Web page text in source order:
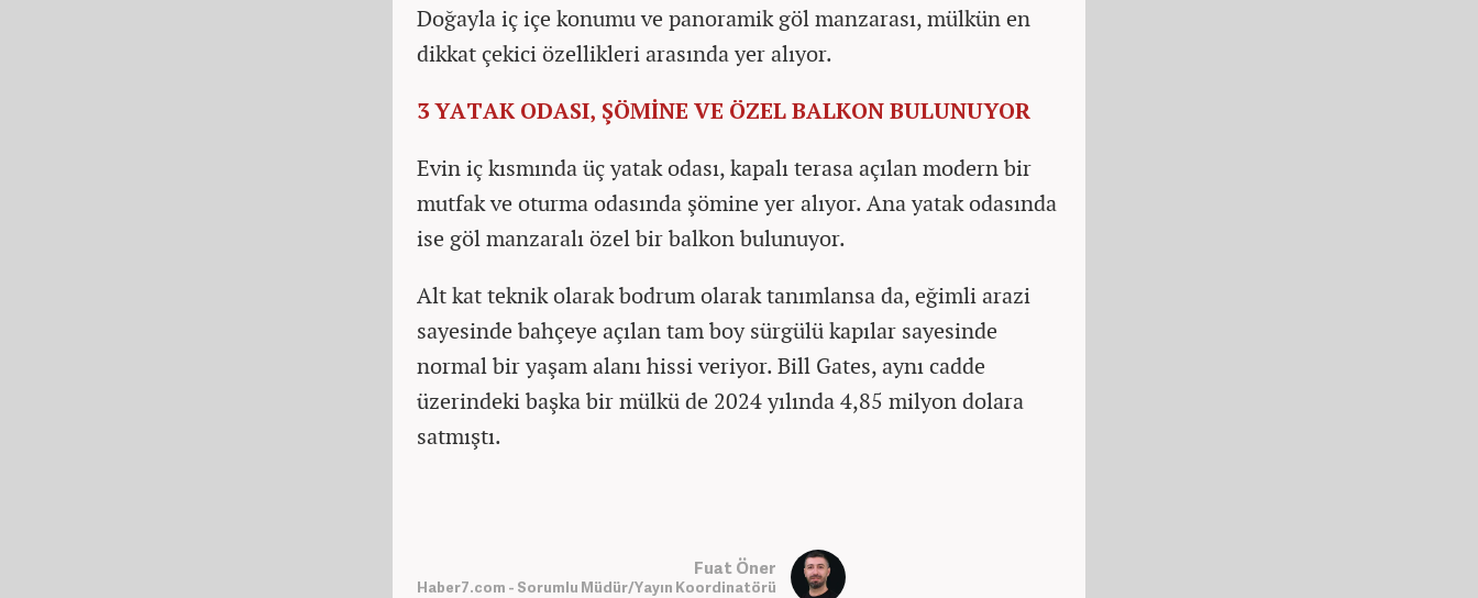
Doğayla iç içe konumu ve panoramik göl manzarası, mülkün en
dikkat çekici özellikleri arasında yer alıyor.
3 YATAK ODASI, ŞÖMİNE VE ÖZEL BALKON BULUNUYOR
Evin iç kısmında üç yatak odası, kapalı terasa açılan modern bir
mutfak ve oturma odasında şömine yer alıyor. Ana yatak odasında
ise göl manzaralı özel bir balkon bulunuyor.
Alt kat teknik olarak bodrum olarak tanımlansa da, eğimli arazi
sayesinde bahçeye açılan tam boy sürgülü kapılar sayesinde
normal bir yaşam alanı hissi veriyor. Bill Gates, aynı cadde
üzerindeki başka bir mülkü de 2024 yılında 4,85 milyon dolara
satmıştı.
Fuat Öner
Haber7.com - Sorumlu Müdür/Yayın Koordinatörü